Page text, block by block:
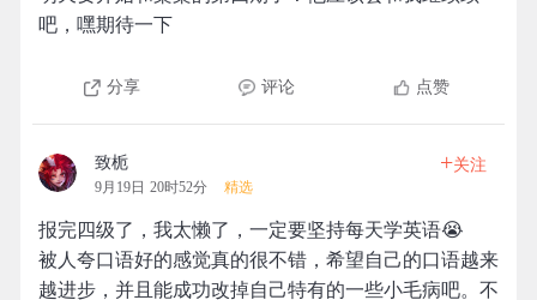
吧，嘿期待一下
分享 评论 点赞
致栀
9月19日 20时52分 精选
+关注
报完四级了，我太懒了，一定要坚持每天学英语😭
被人夸口语好的感觉真的很不错，希望自己的口语越来
越进步，并且能成功改掉自己特有的一些小毛病吧。不